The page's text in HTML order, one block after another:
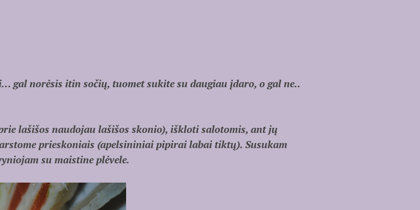
gal norėsis itin sočių, tuomet sukite su daugiau įdaro, o gal ne..
lašišos naudojau lašišos skonio), iškloti salotomis, ant jų
prieskoniais (apelsininiai pipirai labai tiktų). Susukam
su maistine plėvele.